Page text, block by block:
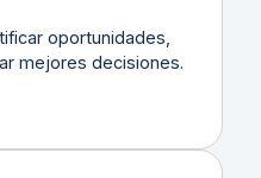
oportunidades,
mejores decisiones.